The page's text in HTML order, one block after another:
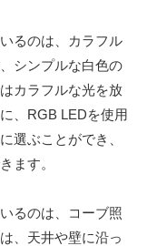
るのは、カラフル
シンプルな白色の
カラフルな光を放
、RGB LEDを使用
選ぶことができ、
ます。
るのは、コーブ照
、天井や壁に沿っ